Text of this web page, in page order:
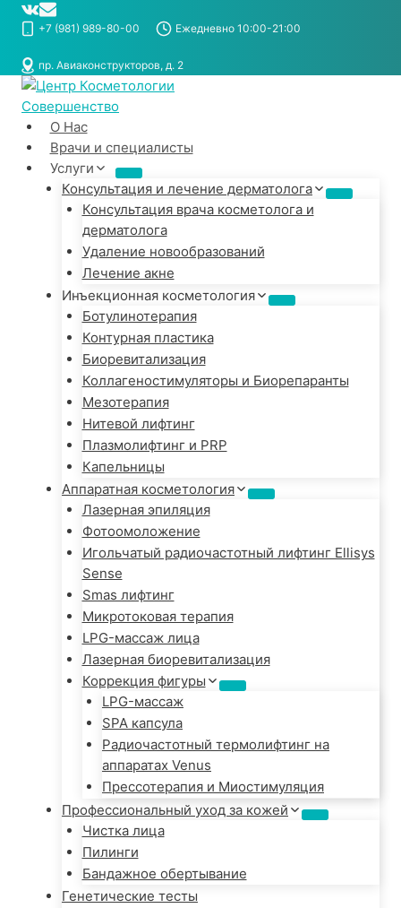
Перейти
+7 (981) 989-80-00 Ежедневно 10:00-21:00
пр. Авиаконструкторов, д. 2
О Нас
Врачи и специалисты
Услуги
Консультация и лечение дерматолога
Консультация врача косметолога и
дерматолога
Удаление новообразований
Лечение акне
Инъекционная косметология
Ботулинотерапия
Контурная пластика
Биоревитализация
Коллагеностимуляторы и Биорепаранты
Мезотерапия
Нитевой лифтинг
Плазмолифтинг и PRP
Капельницы
Аппаратная косметология
Лазерная эпиляция
Фотоомоложение
Игольчатый радиочастотный лифтинг Ellisys
Sense
Smas лифтинг
Микротоковая терапия
LPG-массаж лица
Лазерная биоревитализация
Коррекция фигуры
LPG-массаж
SPA капсула
Радиочастотный термолифтинг на
аппаратах Venus
Прессотерапия и Миостимуляция
Профессиональный уход за кожей
Чистка лица
Пилинги
Бандажное обертывание
Генетические тесты